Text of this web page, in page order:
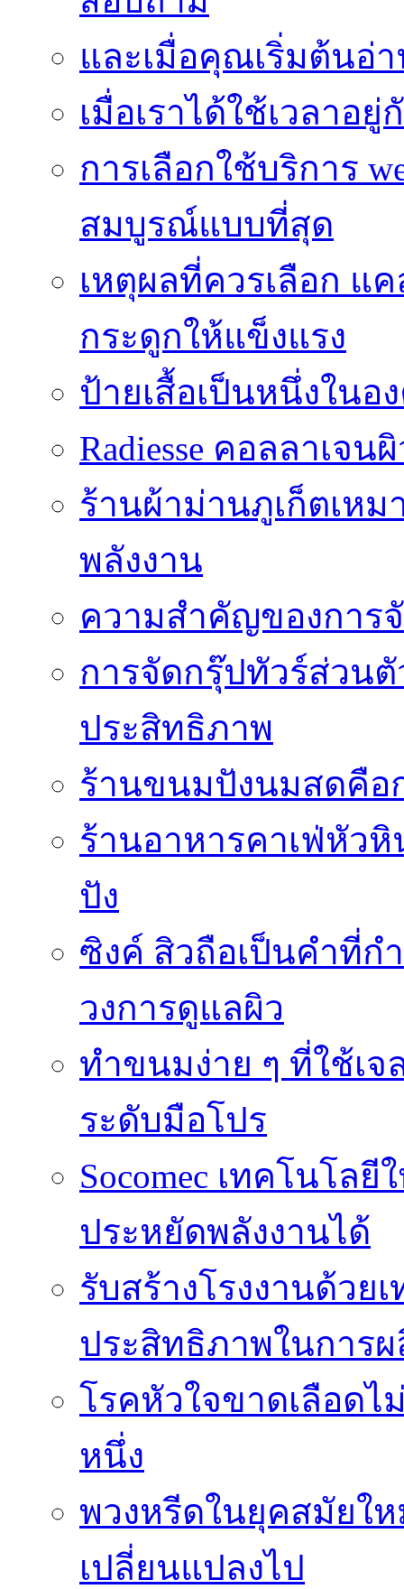
และเมื่อคุณเริ่มต้นอ่า
เมื่อเราได้ใช้เวลาอยู่
การเลือกใช้บริการ
สมบูรณ์แบบที่สุด
เหตุผลที่ควรเลือก แ
กระดูกให้แข็งแรง
ป้ายเสื้อเป็นหนึ่งใน
Radiesse คอลลาเจน
ร้านผ้าม่านภูเก็ตเห
พลังงาน
ความสำคัญของการ
การจัดกรุ๊ปทัวร์ส่วน
ประสิทธิภาพ
ร้านขนมปังนมสดคือ
ร้านอาหารคาเฟ่หัว
ปัง
ซิงค์ สิวถือเป็นคำที่ก
วงการดูแลผิว
ทำขนมง่าย ๆ ที่ใช้เ
ระดับมือโปร
Socomec เทคโนโล
ประหยัดพลังงานได้
รับสร้างโรงงานด้วย
ประสิทธิภาพในการ
โรคหัวใจขาดเลือด
หนึ่ง
พวงหรีดในยุคสมัยใ
เปลี่ยนแปลงไป